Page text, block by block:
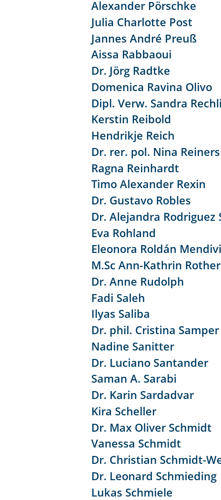
Alexander Pörschke
Julia Charlotte Post
Jannes André Preuß
Aissa Rabbaoui
Dr. Jörg Radtke
Domenica Ravina Olivo
Dipl. Verw. Sandra
Kerstin Reibold
Hendrikje Reich
Dr. rer. pol. Nina Reiners
Ragna Reinhardt
Timo Alexander Rexin
Dr. Gustavo Robles
Dr. Alejandra Rodriguez
Eva Rohland
Eleonora Roldán
M.Sc Ann-Kathrin
Dr. Anne Rudolph
Fadi Saleh
Ilyas Saliba
Dr. phil. Cristina
Nadine Sanitter
Dr. Luciano Santander
Saman A. Sarabi
Dr. Karin Sardadvar
Kira Scheller
Dr. Max Oliver Schmidt
Vanessa Schmidt
Dr. Christian Schmidt-
Dr. Leonard Schmieding
Lukas Schmiele